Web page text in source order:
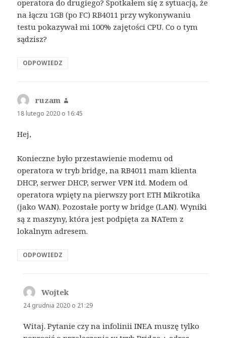
operatora do drugiego? Spotkałem się z sytuacją, że
na łączu 1GB (po FC) RB4011 przy wykonywaniu
testu pokazywał mi 100% zajętości CPU. Co o tym
sądzisz?
ODPOWIEDZ
ruzam
18 lutego 2020 o 16:45
Hej,
Konieczne było przestawienie modemu od
operatora w tryb bridge, na RB4011 mam klienta
DHCP, serwer DHCP, serwer VPN itd. Modem od
operatora wpięty na pierwszy port ETH Mikrotika
(jako WAN). Pozostałe porty w bridge (LAN). Wyniki
są z maszyny, która jest podpięta za NATem z
lokalnym adresem.
ODPOWIEDZ
Wojtek
24 grudnia 2020 o 21:29
Witaj. Pytanie czy na infolinii INEA muszę tylko